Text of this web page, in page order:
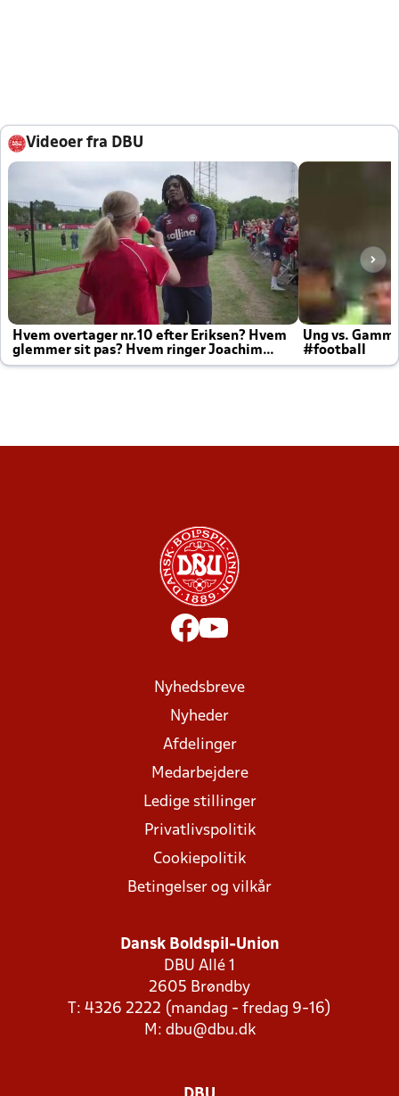
Videoer fra DBU
Hvem overtager nr.10 efter Eriksen? Hvem
glemmer sit pas? Hvem ringer Joachim
altid til efter kampe?
Ung vs.
#football
Nyhedsbreve
Nyheder
Afdelinger
Medarbejdere
Ledige stillinger
Privatlivspolitik
Cookiepolitik
Betingelser og vilkår
Dansk Boldspil-Union
DBU Allé 1
2605 Brøndby
T: 4326 2222 (mandag - fredag 9-16)
M: dbu@dbu.dk